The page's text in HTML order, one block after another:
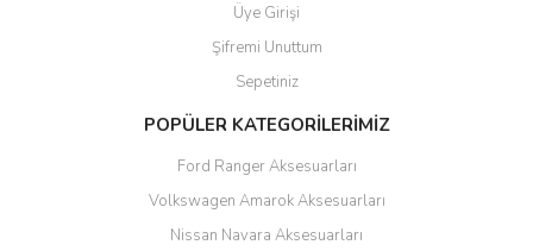
Üye Girişi
Şifremi Unuttum
Sepetiniz
POPÜLER KATEGORİLERİMİZ
Ford Ranger Aksesuarları
Volkswagen Amarok Aksesuarları
Nissan Navara Aksesuarları